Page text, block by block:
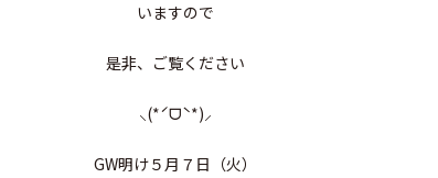
いますので
是非、ご覧ください
⸜(*ˊᗜˋ*)⸝
GW明け５月７日（火）